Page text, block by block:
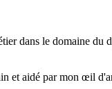
dans le domaine
et aidé par mon œil